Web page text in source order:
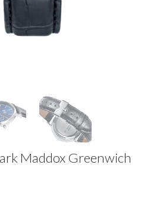
Maddox Greenwich